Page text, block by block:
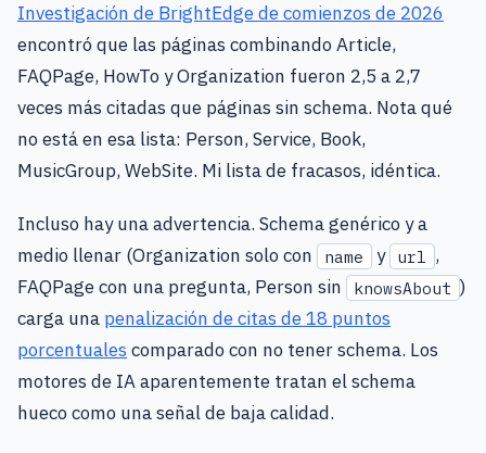
Investigación de BrightEdge de comienzos de 2026
encontró que las páginas combinando Article,
FAQPage, HowTo y Organization fueron 2,5 a 2,7
veces más citadas que páginas sin schema. Nota qué
no está en esa lista: Person, Service, Book,
MusicGroup, WebSite. Mi lista de fracasos, idéntica.
Incluso hay una advertencia. Schema genérico y a
medio llenar (Organization solo con
name y url
,
FAQPage con una pregunta, Person sin
knowsAbout )
carga una penalización de citas de 18 puntos
porcentuales comparado con no tener schema. Los
motores de IA aparentemente tratan el schema
hueco como una señal de baja calidad.